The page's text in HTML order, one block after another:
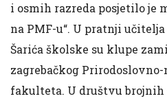
i osmih razreda posjetilo je
na PMF-u“. U pratnji
Šarića školske su klupe
zagrebačkog
fakulteta. U društvu brojnih